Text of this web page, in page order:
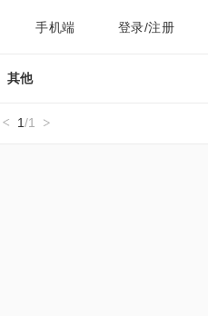
手机端 登录/注册
其他
1/1